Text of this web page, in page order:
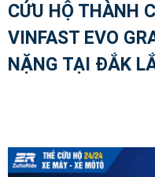
CỨU HỘ THÀNH
VINFAST EVO
NẶNG TẠI ĐẮK